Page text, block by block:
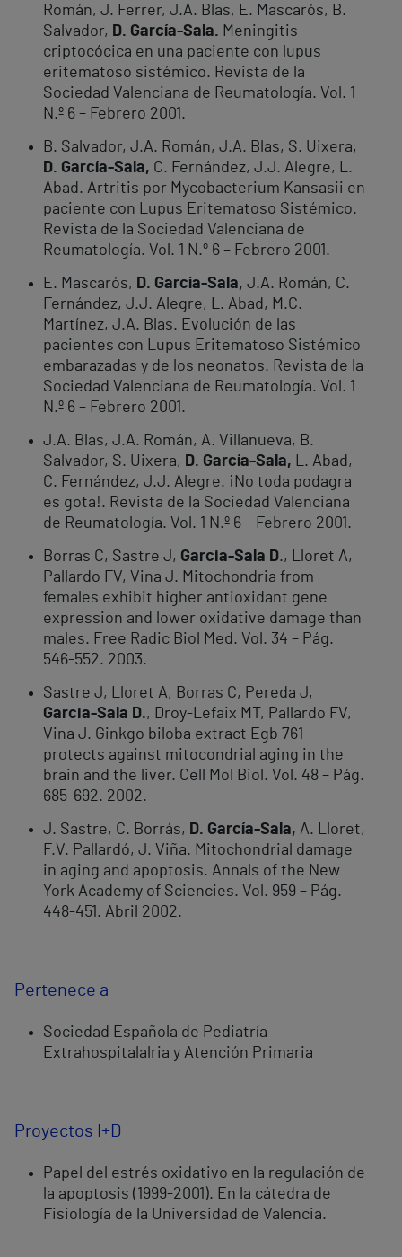
Román, J. Ferrer, J.A. Blas, E. Mascarós, B.
Salvador, D. García-Sala. Meningitis
criptocócica en una paciente con lupus
eritematoso sistémico. Revista de la
Sociedad Valenciana de Reumatología. Vol. 1
N.º 6 – Febrero 2001.
B. Salvador, J.A. Román, J.A. Blas, S. Uixera,
D. García-Sala, C. Fernández, J.J. Alegre, L.
Abad. Artritis por Mycobacterium Kansasii en
paciente con Lupus Eritematoso Sistémico.
Revista de la Sociedad Valenciana de
Reumatología. Vol. 1 N.º 6 – Febrero 2001.
E. Mascarós, D. García-Sala, J.A. Román, C.
Fernández, J.J. Alegre, L. Abad, M.C.
Martínez, J.A. Blas. Evolución de las
pacientes con Lupus Eritematoso Sistémico
embarazadas y de los neonatos. Revista de la
Sociedad Valenciana de Reumatología. Vol. 1
N.º 6 – Febrero 2001.
J.A. Blas, J.A. Román, A. Villanueva, B.
Salvador, S. Uixera, D. García-Sala, L. Abad,
C. Fernández, J.J. Alegre. ¡No toda podagra
es gota!. Revista de la Sociedad Valenciana
de Reumatología. Vol. 1 N.º 6 – Febrero 2001.
Borras C, Sastre J, Garcia-Sala D., Lloret A,
Pallardo FV, Vina J. Mitochondria from
females exhibit higher antioxidant gene
expression and lower oxidative damage than
males. Free Radic Biol Med. Vol. 34 – Pág.
546-552. 2003.
Sastre J, Lloret A, Borras C, Pereda J,
Garcia-Sala D., Droy-Lefaix MT, Pallardo FV,
Vina J. Ginkgo biloba extract Egb 761
protects against mitocondrial aging in the
brain and the liver. Cell Mol Biol. Vol. 48 – Pág.
685-692. 2002.
J. Sastre, C. Borrás, D. García-Sala, A. Lloret,
F.V. Pallardó, J. Viña. Mitochondrial damage
in aging and apoptosis. Annals of the New
York Academy of Sciencies. Vol. 959 – Pág.
448-451. Abril 2002.
Pertenece a
Sociedad Española de Pediatría
Extrahospitalalria y Atención Primaria
Proyectos I+D
Papel del estrés oxidativo en la regulación de
la apoptosis (1999-2001). En la cátedra de
Fisiología de la Universidad de Valencia.